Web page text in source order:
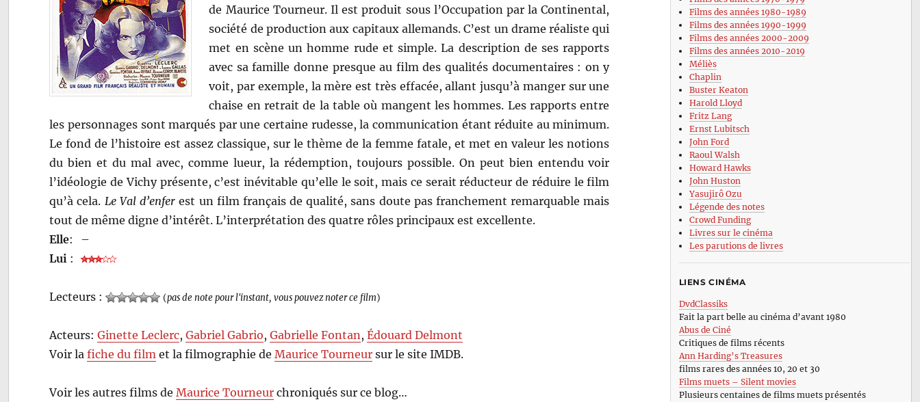
de Maurice Tourneur. Il est produit sous l’Occupation par la Continental,
société de production aux capitaux allemands. C’est un drame réaliste qui
met en scène un homme rude et simple. La description de ses rapports
avec sa famille donne presque au film des qualités documentaires : on y
voit, par exemple, la mère est très effacée, allant jusqu’à manger sur une
chaise en retrait de la table où mangent les hommes. Les rapports entre
les personnages sont marqués par une certaine rudesse, la communication étant réduite au minimum.
Le fond de l’histoire est assez classique, sur le thème de la femme fatale, et met en valeur les notions
du bien et du mal avec, comme lueur, la rédemption, toujours possible. On peut bien entendu voir
l’idéologie de Vichy présente, c’est inévitable qu’elle le soit, mais ce serait réducteur de réduire le film
qu’à cela. Le Val d’enfer est un film français de qualité, sans doute pas franchement remarquable mais
tout de même digne d’intérêt. L’interprétation des quatre rôles principaux est excellente.
Elle:
–
Lui :
Lecteurs : (pas de note pour l'instant, vous pouvez noter ce film)
Acteurs:Ginette Leclerc,Gabriel Gabrio,Gabrielle Fontan ,Édouard Delmont
Voir lafiche du film et la filmographie deMaurice Tourneur sur le site IMDB.
Voir les autres films deMaurice Tourneur chroniqués sur ce blog…
Films des années 1980-1989
Films des années 1990-1999
Films des années 2000-2009
Films des années 2010-2019
Méliès
Chaplin
Buster Keaton
Harold Lloyd
Fritz Lang
Ernst Lubitsch
John Ford
Raoul Walsh
Howard Hawks
John Huston
Yasujirô Ozu
Légende des notes
Crowd Funding
Livres sur le cinéma
Les parutions de livres
LIENS CINÉMA
DvdClassiks
Fait la part belle au cinéma d’avant 1980
Abus de Ciné
Critiques de films récents
Ann Harding’s Treasures
films rares des années 10, 20 et 30
Films muets – Silent movies
Plusieurs centaines de films muets présentés